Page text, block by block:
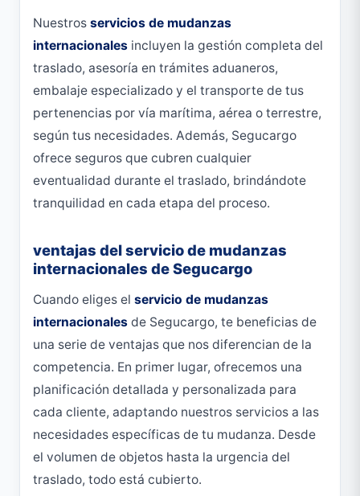
Nuestros servicios de mudanzas
internacionales incluyen la gestión completa del
traslado, asesoría en trámites aduaneros,
embalaje especializado y el transporte de tus
pertenencias por vía marítima, aérea o terrestre,
según tus necesidades. Además, Segucargo
ofrece seguros que cubren cualquier
eventualidad durante el traslado, brindándote
tranquilidad en cada etapa del proceso.
ventajas del servicio de mudanzas
internacionales de Segucargo
Cuando eliges el servicio de mudanzas
internacionales de Segucargo, te beneficias de
una serie de ventajas que nos diferencian de la
competencia. En primer lugar, ofrecemos una
planificación detallada y personalizada para
cada cliente, adaptando nuestros servicios a las
necesidades específicas de tu mudanza. Desde
el volumen de objetos hasta la urgencia del
traslado, todo está cubierto.